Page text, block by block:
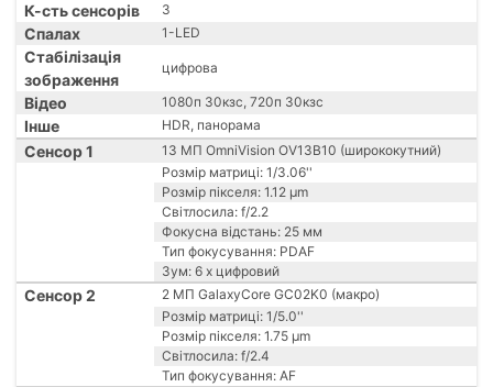
К-сть сенсорів 3
Спалах 1-LED
Стабілізація
зображення
цифрова
Відео 1080п 30кзс, 720п 30кзс
Інше HDR, панорама
Сенсор 1
13 МП OmniVision OV13B10 (ширококутний)
Розмір матриці: 1/3.06''
Розмір пікселя: 1.12 μm
Світлосила: f/2.2
Фокусна відстань: 25 мм
Тип фокусування: PDAF
Зум: 6 x цифровий
Сенсор 2
2 МП GalaxyCore GC02K0 (макро)
Розмір матриці: 1/5.0''
Розмір пікселя: 1.75 µm
Світлосила: f/2.4
Тип фокусування: AF